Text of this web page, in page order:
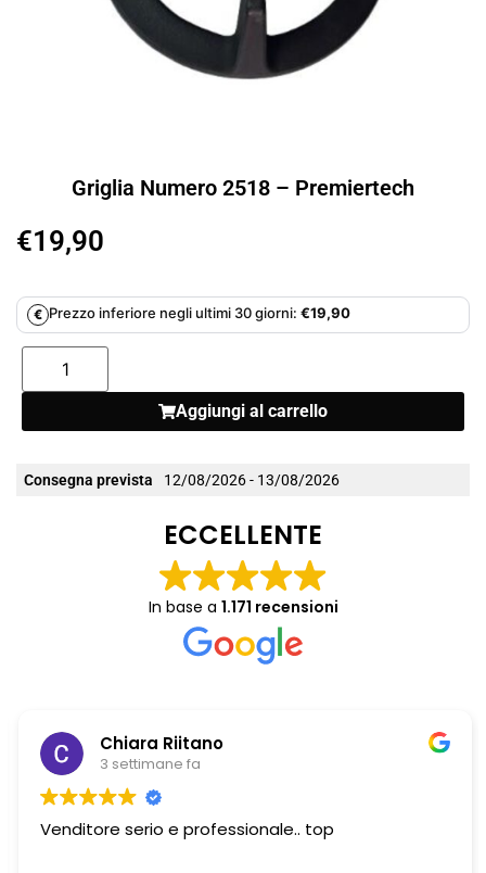
Griglia Numero 2518 – Premiertech
€19,90
€ Prezzo inferiore negli ultimi 30 giorni: €19,90
Aggiungi al carrello
Consegna prevista 12/08/2026 - 13/08/2026
ECCELLENTE
In base a 1.171 recensioni
Chiara Riitano
3 settimane fa
Venditore serio e professionale.. top